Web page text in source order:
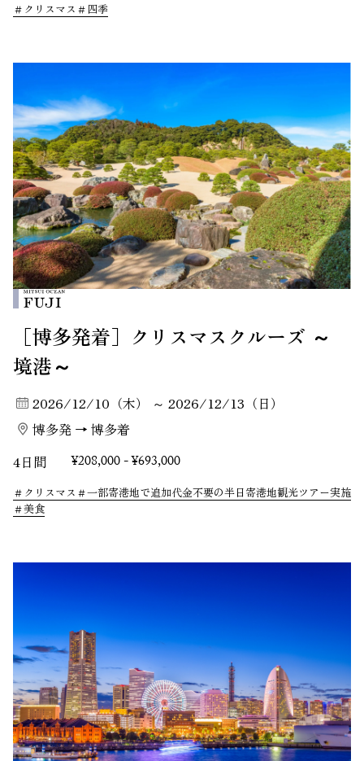
クリスマス 四季
［博多発着］クリスマスクルーズ ～
境港～
2026/12/10（木） ～ 2026/12/13（日）
博多発 → 博多着
4日間
¥208,000 - ¥693,000
クリスマス
一部寄港地で追加代金不要の半日寄港地観光ツアー実施
美食